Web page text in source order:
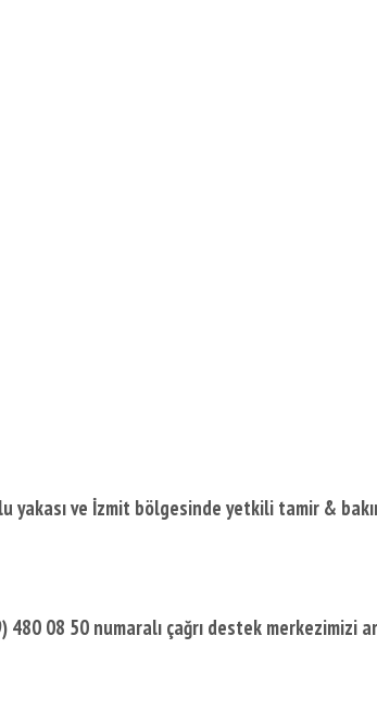
ve İzmit bölgesinde yetkili tamir &
480 08 50 numaralı çağrı destek merkezimizi